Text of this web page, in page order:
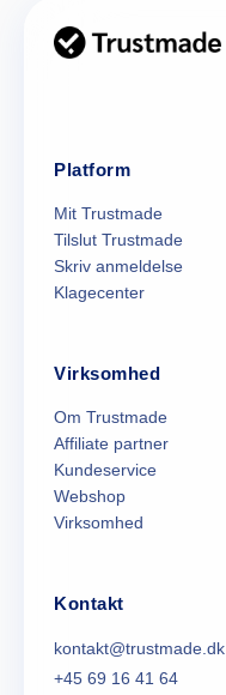
Platform
Mit Trustmade
Tilslut Trustmade
Skriv anmeldelse
Klagecenter
Virksomhed
Om Trustmade
Affiliate partner
Kundeservice
Webshop
Virksomhed
Kontakt
kontakt@trustmade.dk
+45 69 16 41 64